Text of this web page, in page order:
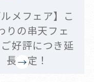
ルメフェア】こ
りの串天フェ
好評につき延
長決定！